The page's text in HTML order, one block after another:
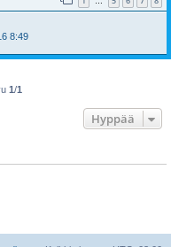
8:49
1/1
Hyppää